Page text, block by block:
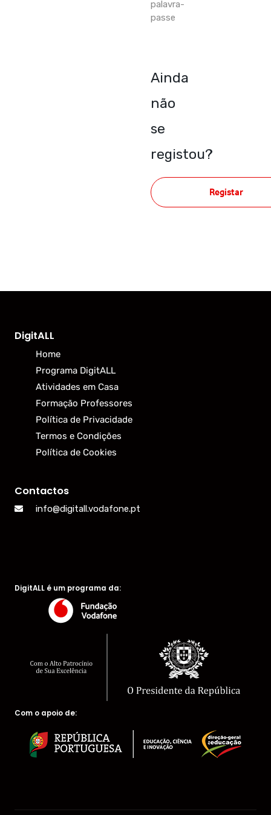
palavra-
passe
Ainda
não
se
registou?
Registar
DigitALL
Home
Programa DigitALL
Atividades em Casa
Formação Professores
Política de Privacidade
Termos e Condições
Política de Cookies
Contactos
info@digitall.vodafone.pt
DigitALL é um programa da:
Com o apoio de: